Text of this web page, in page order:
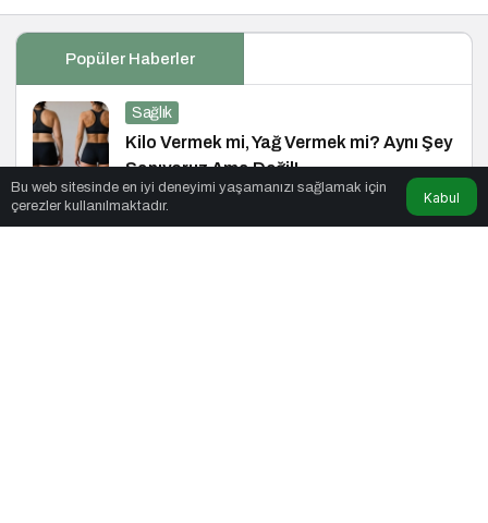
Popüler Haberler
Sağlık
Kilo Vermek mi, Yağ Vermek mi? Aynı Şey
Sanıyoruz Ama Değil!
Girişimcilik
Bu web sitesinde en iyi deneyimi yaşamanızı sağlamak için
çerezler kullanılmaktadır.
Kabul